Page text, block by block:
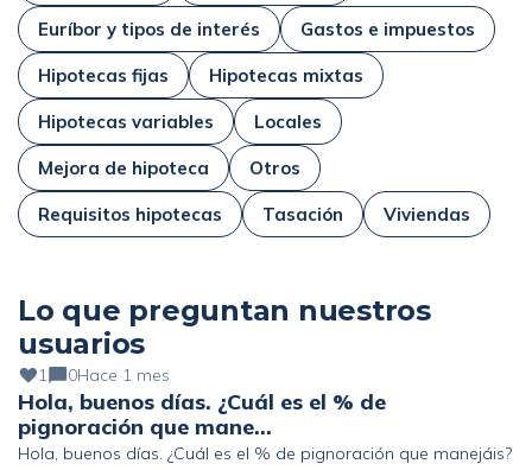
Euríbor y tipos de interés Gastos e impuestos
Hipotecas fijas Hipotecas mixtas
Hipotecas variables Locales
Mejora de hipoteca Otros
Requisitos hipotecas Tasación Viviendas
Lo que preguntan nuestros
usuarios
1 0Hace 1 mes
Hola, buenos días. ¿Cuál es el % de
pignoración que mane…
Hola, buenos días. ¿Cuál es el % de pignoración que manejáis?